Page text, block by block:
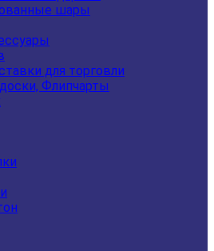
шары
для торговли
Флипчарты